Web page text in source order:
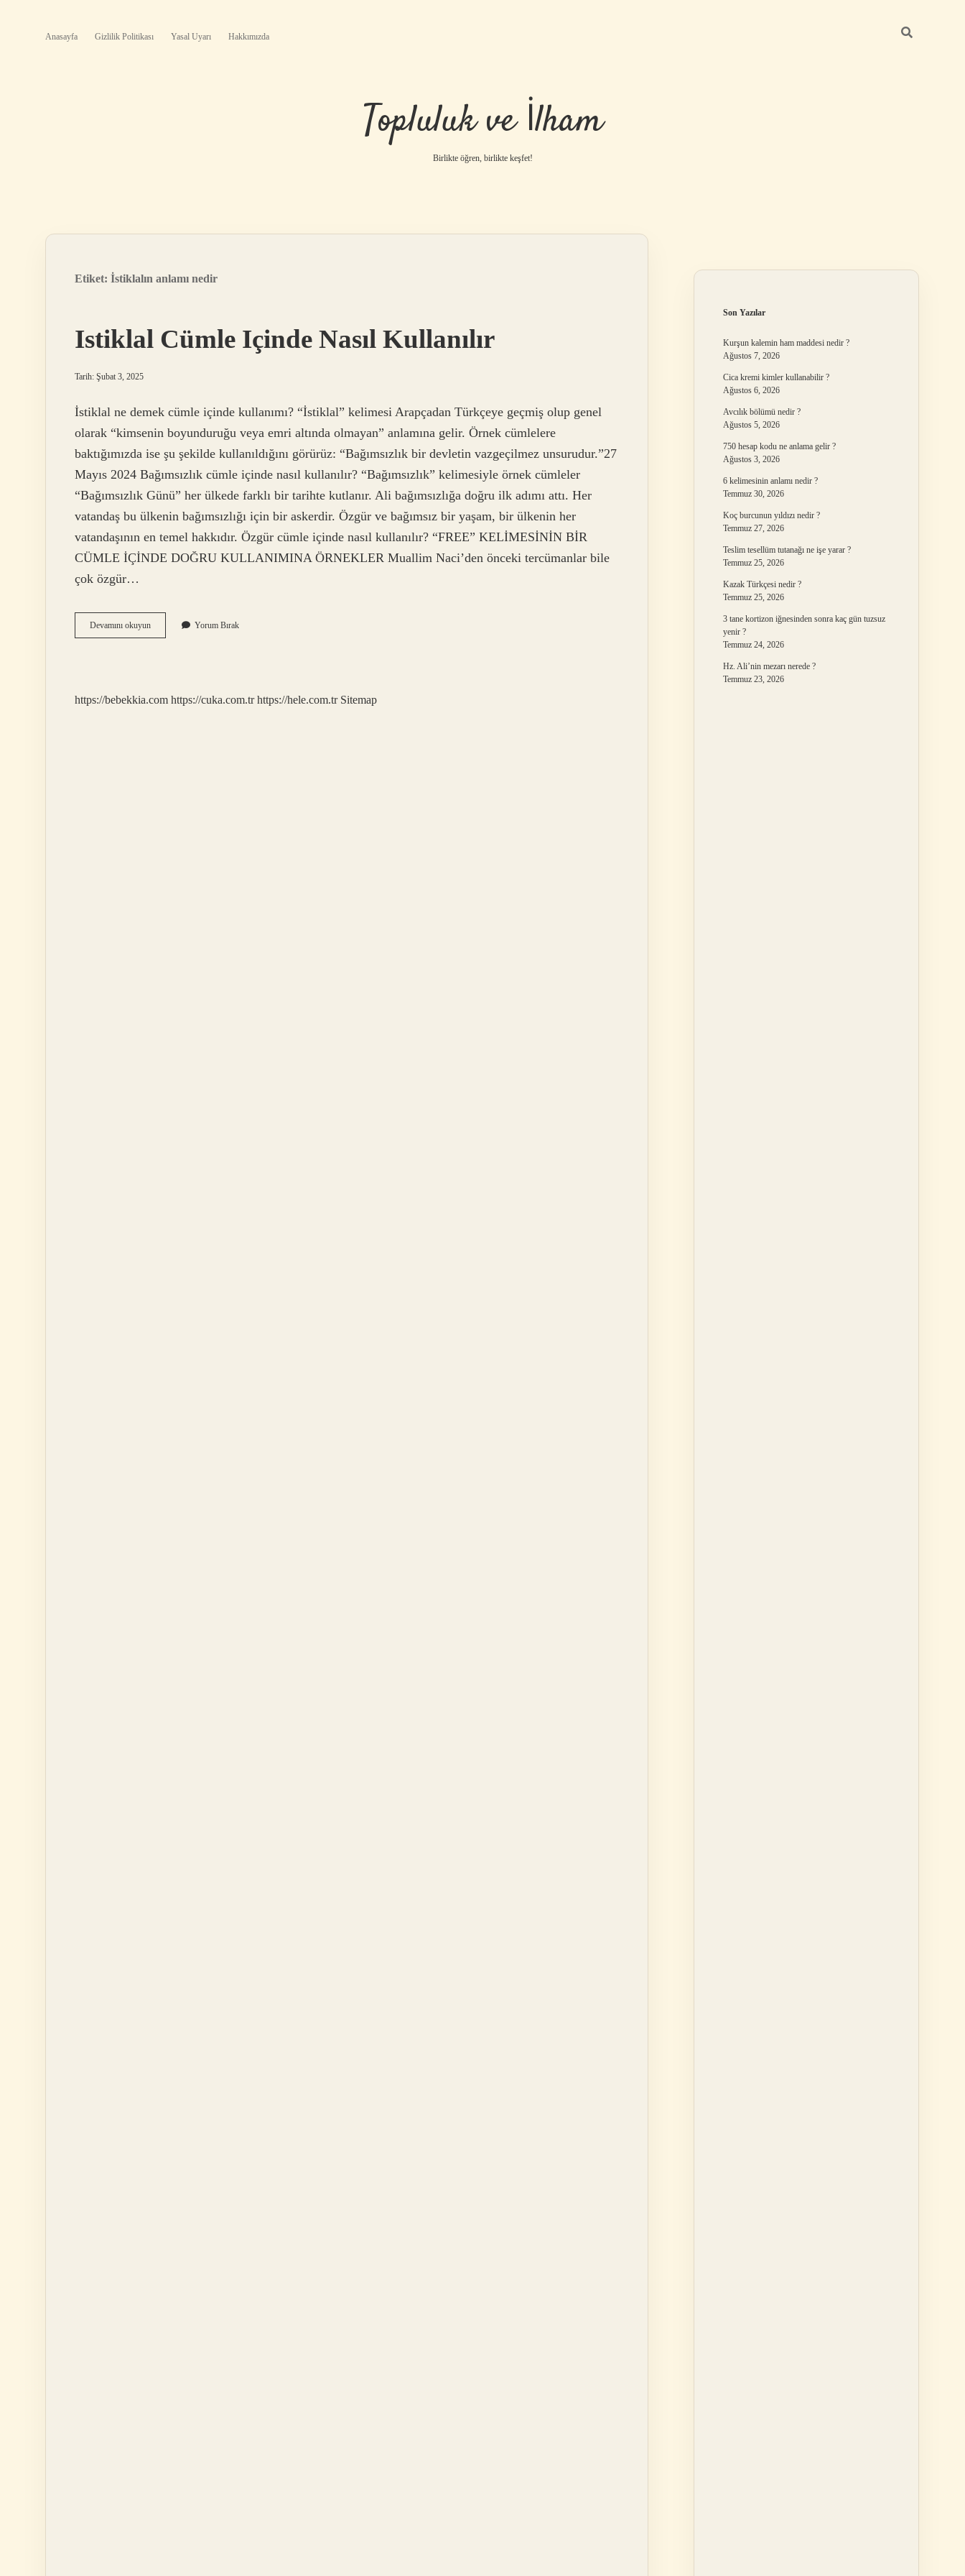
Anasayfa Gizlilik Politikası Yasal Uyarı Hakkımızda
Topluluk ve İlham
Birlikte öğren, birlikte keşfet!
Etiket: İstiklalın anlamı nedir
Istiklal Cümle Içinde Nasıl Kullanılır
Tarih: Şubat 3, 2025
İstiklal ne demek cümle içinde kullanımı? “İstiklal” kelimesi Arapçadan Türkçeye geçmiş olup genel
olarak “kimsenin boyunduruğu veya emri altında olmayan” anlamına gelir. Örnek cümlelere
baktığımızda ise şu şekilde kullanıldığını görürüz: “Bağımsızlık bir devletin vazgeçilmez unsurudur.”27
Mayıs 2024 Bağımsızlık cümle içinde nasıl kullanılır? “Bağımsızlık” kelimesiyle örnek cümleler
“Bağımsızlık Günü” her ülkede farklı bir tarihte kutlanır. Ali bağımsızlığa doğru ilk adımı attı. Her
vatandaş bu ülkenin bağımsızlığı için bir askerdir. Özgür ve bağımsız bir yaşam, bir ülkenin her
vatandaşının en temel hakkıdır. Özgür cümle içinde nasıl kullanılır? “FREE” KELİMESİNİN BİR
CÜMLE İÇİNDE DOĞRU KULLANIMINA ÖRNEKLER Muallim Naci’den önceki tercümanlar bile
çok özgür…
Devamını okuyunIstiklal
Cümle
Yorum Bırak
https://bebekkia.com https://cuka.com.tr https://hele.com.tr Sitemap
Son Yazılar
Kurşun kalemin ham maddesi nedir ?
Ağustos 7, 2026
Cica kremi kimler kullanabilir ?
Ağustos 6, 2026
Avcılık bölümü nedir ?
Ağustos 5, 2026
750 hesap kodu ne anlama gelir ?
Ağustos 3, 2026
6 kelimesinin anlamı nedir ?
Temmuz 30, 2026
Koç burcunun yıldızı nedir ?
Temmuz 27, 2026
Teslim tesellüm tutanağı ne işe yarar ?
Temmuz 25, 2026
Kazak Türkçesi nedir ?
Temmuz 25, 2026
3 tane kortizon iğnesinden sonra kaç gün tuzsuz
yenir ?
Temmuz 24, 2026
Hz. Ali’nin mezarı nerede ?
Temmuz 23, 2026